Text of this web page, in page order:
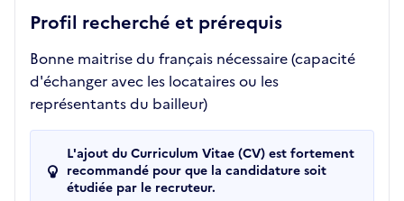
Profil recherché et prérequis
Bonne maitrise du français nécessaire (capacité
d'échanger avec les locataires ou les
représentants du bailleur)
L'ajout du Curriculum Vitae (CV) est fortement
recommandé pour que la candidature soit
étudiée par le recruteur.